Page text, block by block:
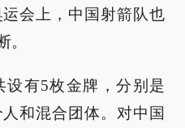
会上，中国射箭队也
。
设有5枚金牌，分别是
和混合团体。对中国